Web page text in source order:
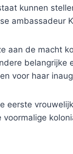
kunnen
ambassadeur
aan de macht
belangrijke
voor haar
eerste
voormalige